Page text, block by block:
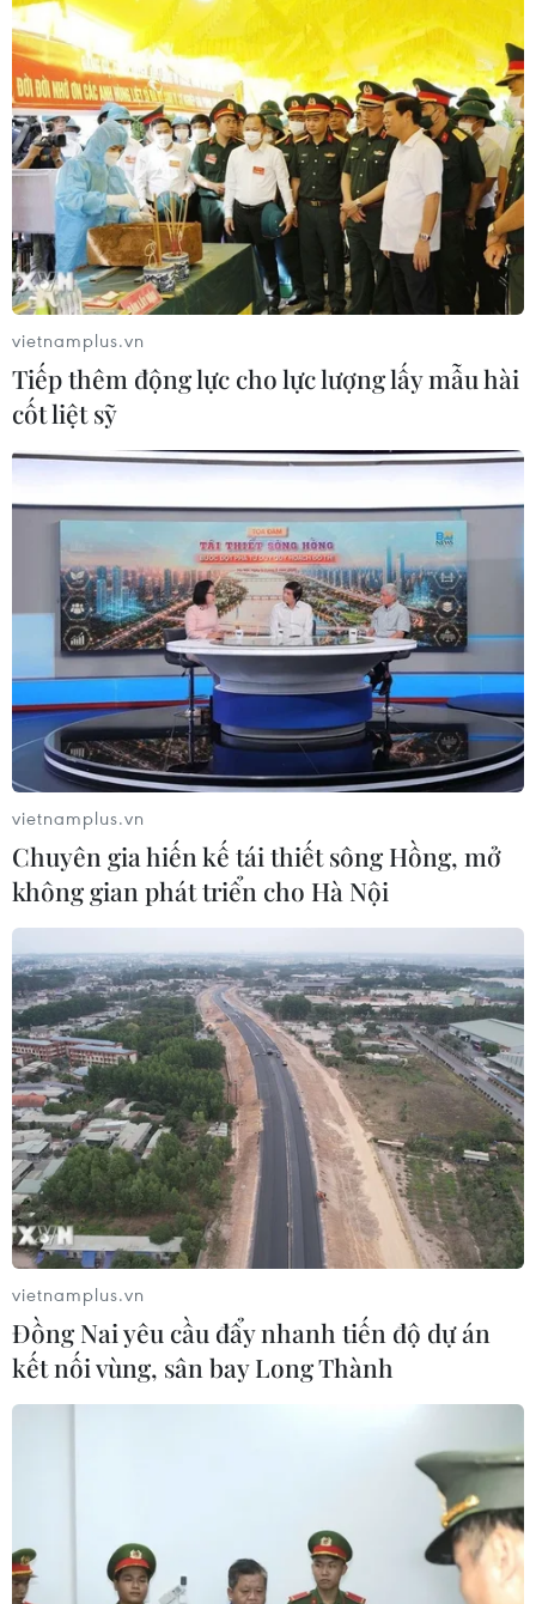
vietnamplus.vn
Tiếp thêm động lực cho lực lượng lấy mẫu hài
cốt liệt sỹ
vietnamplus.vn
Chuyên gia hiến kế tái thiết sông Hồng, mở
không gian phát triển cho Hà Nội
vietnamplus.vn
Đồng Nai yêu cầu đẩy nhanh tiến độ dự án
kết nối vùng, sân bay Long Thành